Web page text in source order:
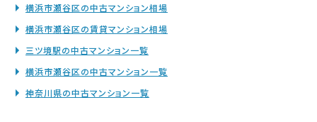
横浜市瀬谷区の中古マンション相場
横浜市瀬谷区の賃貸マンション相場
三ツ境駅の中古マンション一覧
横浜市瀬谷区の中古マンション一覧
神奈川県の中古マンション一覧